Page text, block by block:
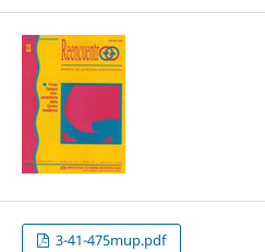
3-41-475mup.pdf